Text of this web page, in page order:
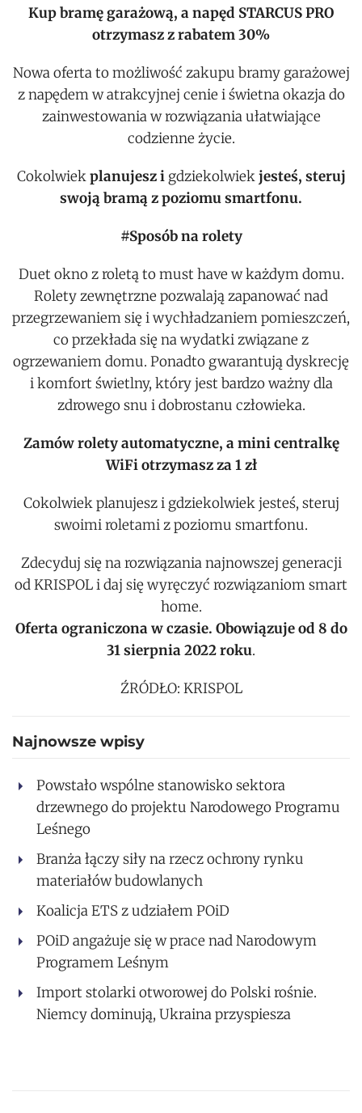
Kupbramę garażową, a napęd STARCUS PRO
otrzymasz z rabatem 30%
Nowa oferta to możliwość zakupu bramy garażowej
z napędem w atrakcyjnej cenie i świetna okazja do
zainwestowania w rozwiązania ułatwiające
codzienne życie.
Cokolwiekplanujesz i gdziekolwiekjesteś, steruj
swoją bramą z poziomu smartfonu.
#Sposób na rolety
Duet okno z roletą to must have w każdym domu.
Rolety zewnętrzne pozwalają zapanować nad
przegrzewaniem się i wychładzaniem pomieszczeń,
co przekłada się na wydatki związane z
ogrzewaniem domu. Ponadto gwarantują dyskrecję
i komfort świetlny, który jest bardzo ważny dla
zdrowego snu i dobrostanu człowieka.
Zamów rolety automatyczne, a mini centralkę
WiFi otrzymasz za 1 zł
Cokolwiek planujesz i gdziekolwiek jesteś, steruj
swoimi roletami z poziomu smartfonu.
Zdecyduj się na rozwiązania najnowszej generacji
od KRISPOL i daj się wyręczyć rozwiązaniom smart
home.
Oferta ograniczona w czasie. Obowiązuje od 8 do
31 sierpnia 2022 roku.
ŹRÓDŁO: KRISPOL
Najnowsze wpisy
Powstało wspólne stanowisko sektora
drzewnego do projektu Narodowego Programu
Leśnego
Branża łączy siły na rzecz ochrony rynku
materiałów budowlanych
Koalicja ETS z udziałem POiD
POiD angażuje się w prace nad Narodowym
Programem Leśnym
Import stolarki otworowej do Polski rośnie.
Niemcy dominują, Ukraina przyspiesza